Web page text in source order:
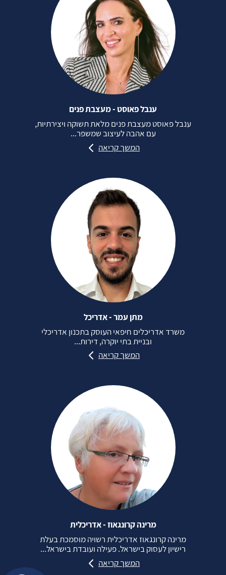
ענבל פאוסט - מעצבת פנים
ענבל פאוסט מעצבת פנים מלאת תשוקה ויצירתיות,
עם אהבה לעיצוב שמשפר...
המשך קריאה
מתן עמר - אדריכל
משרד אדריכלים חיפאי העוסק בתכנון אדריכלי
ובניית בתי יוקרה, דירות...
המשך קריאה
מרינה קרונגאוז - אדריכלית
מרינה קרונגאוז אדריכלית רשויה מוסמכת בעלת
רישיון לעסוק בישראל. פעילה ועובדת בישראל...
המשך קריאה